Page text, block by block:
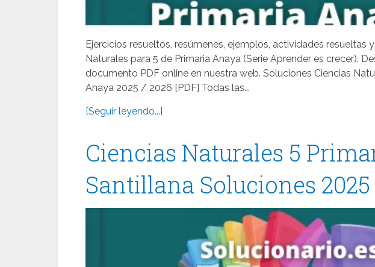
Ejercicios resueltos, resúmenes, ejemplos, actividades resueltas
Naturales para 5 de Primaria Anaya (Serie Aprender es crecer).
documento PDF online en nuestra web. Soluciones Ciencias
Anaya 2025 / 2026 [PDF] Todas las...
[Seguir leyendo...]
Ciencias Naturales 5
Santillana Soluciones 2025